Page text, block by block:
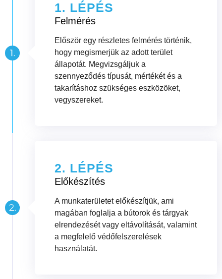
1. LÉPÉS
Felmérés
Először egy részletes felmérés történik,
hogy megismerjük az adott terület
állapotát. Megvizsgáljuk a
szennyeződés típusát, mértékét és a
takarításhoz szükséges eszközöket,
vegyszereket.
2. LÉPÉS
Előkészítés
A munkaterületet előkészítjük, ami
magában foglalja a bútorok és tárgyak
elrendezését vagy eltávolítását, valamint
a megfelelő védőfelszerelések
használatát.